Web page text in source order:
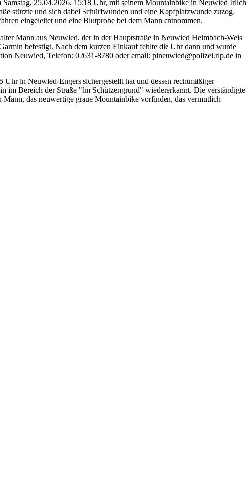
25.04.2026, 15:18 Uhr, mit seinem Mountainbike in Neuwied Irlich
stürzte und sich dabei Schürfwunden und eine Kopfplatzwunde zuzog.
eingeleitet und eine Blutprobe bei dem Mann entnommen.
Mann aus Neuwied, der in der Hauptstraße in Neuwied Heimbach-Weis
befestigt. Nach dem kurzen Einkauf fehlte die Uhr dann und wurde
Neuwied, Telefon: 02631-8780 oder email: pineuwied@polizei.rlp.de in
in Neuwied-Engers sichergestellt hat und dessen rechtmäßiger
im Bereich der Straße "Im Schützengrund" wiedererkannt. Die verständigte
Mann, das neuwertige graue Mountainbike vorfinden, das vermutlich